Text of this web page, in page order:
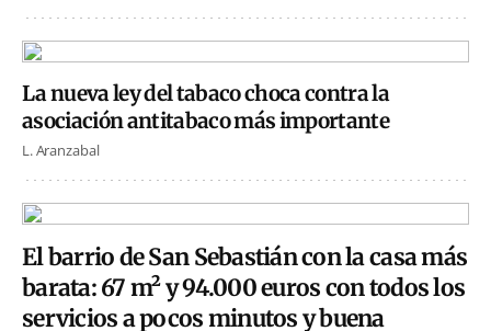
La nueva ley del tabaco choca contra la
asociación antitabaco más importante
L. Aranzabal
El barrio de San Sebastián con la casa más
barata: 67 m² y 94.000 euros con todos los
servicios a pocos minutos y buena